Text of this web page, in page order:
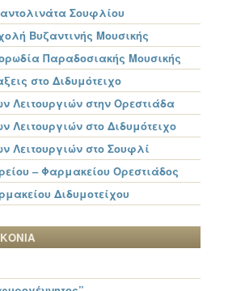
Σουφλίου
Βυζαντινής Μουσικής
Παραδοσιακής Μουσικής
στο Διδυμότειχο
Λειτουργιών στην Ορεστιάδα
στο Διδυμότειχο
Λειτουργιών στο Σουφλί
– Φαρμακείου Ορεστιάδος
Διδυμοτείχου